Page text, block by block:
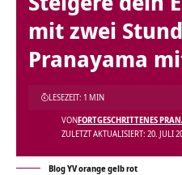
mit zwei
Pranayama
ZULETZT AKTUALISIERT: 20. JULI
VONFORTGESCHRITTENES
LESEZEIT: 1 MIN
Blog YV orange gelb rot